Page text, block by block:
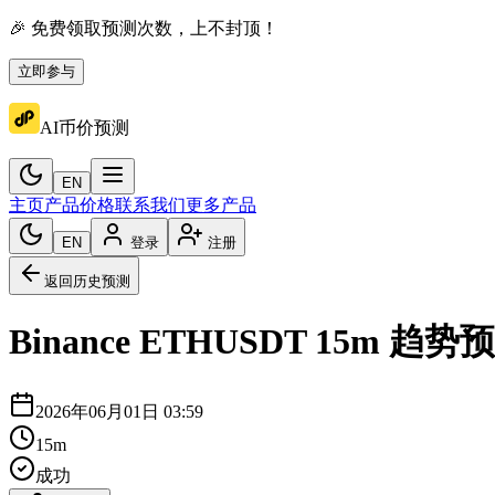
🎉 免费领取预测次数，上不封顶！
立即参与
AI币价预测
EN
主页产品价格联系我们更多产品
EN 登录 注册
返回历史预测
Binance ETHUSDT 15m 趋势
2026年06月01日 03:59
15m
成功